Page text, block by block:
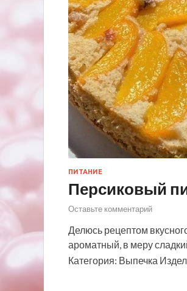
ПИТАНИЕ
Персиковый
Оставьте комментарий
Делюсь рецептом
ароматный, в меру
Категория: Выпечка